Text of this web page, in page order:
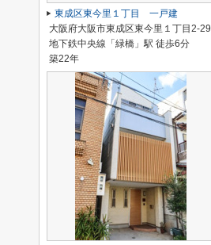
東成区東今里１丁目 一戸建
大阪府大阪市東成区東今里１丁目2-29
地下鉄中央線「緑橋」駅 徒歩6分
築22年